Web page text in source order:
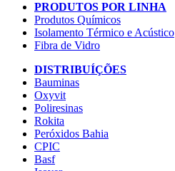
PRODUTOS POR LINHA
Produtos Químicos
Isolamento Térmico e Acústico
Fibra de Vidro
DISTRIBUÍÇÕES
Bauminas
Oxyvit
Poliresinas
Rokita
Peróxidos Bahia
CPIC
Basf